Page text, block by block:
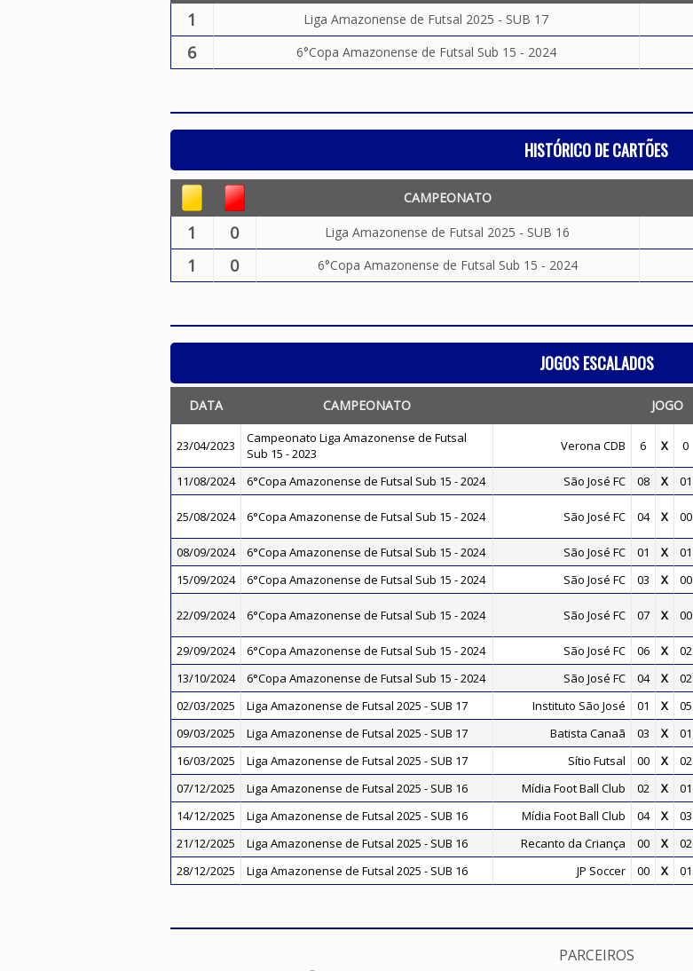
1 Liga Amazonense de Futsal 2025 - SUB 17
6 6°Copa Amazonense de Futsal Sub 15 - 2024
HISTÓRICO DE CARTÕES
CAMPEONATO
1 0 Liga Amazonense de Futsal 2025 - SUB 16
1 0 6°Copa Amazonense de Futsal Sub 15 - 2024
JOGOS ESCALADOS
DATA CAMPEONATO JOGO
23/04/2023
Campeonato Liga Amazonense de Futsal
Sub 15 - 2023
Verona CDB 6 X 0
11/08/2024 6°Copa Amazonense de Futsal Sub 15 - 2024 São José FC 08 X 01
25/08/2024 6°Copa Amazonense de Futsal Sub 15 - 2024 São José FC 04 X 00
08/09/2024 6°Copa Amazonense de Futsal Sub 15 - 2024 São José FC 01 X 01
15/09/2024
6°Copa Amazonense de Futsal Sub 15 - 2024 São José FC 03 X 00
22/09/2024 6°Copa Amazonense de Futsal Sub 15 - 2024 São José FC 07 X 00
29/09/2024 6°Copa Amazonense de Futsal Sub 15 - 2024 São José FC 06 X 02
13/10/2024
6°Copa Amazonense de Futsal Sub 15 - 2024 São José FC 04 X 02
02/03/2025
Liga Amazonense de Futsal 2025 - SUB 17 Instituto São José 01 X 05
09/03/2025
Liga Amazonense de Futsal 2025 - SUB 17 Batista Canaã 03 X 01
16/03/2025
Liga Amazonense de Futsal 2025 - SUB 17 Sítio Futsal 00 X 02
07/12/2025
Liga Amazonense de Futsal 2025 - SUB 16 Mídia Foot Ball Club 02 X 01
14/12/2025
Liga Amazonense de Futsal 2025 - SUB 16 Mídia Foot Ball Club 04 X 03
21/12/2025
Liga Amazonense de Futsal 2025 - SUB 16 Recanto da Criança 00 X 02
28/12/2025
Liga Amazonense de Futsal 2025 - SUB 16 JP Soccer 00 X 01
PARCEIROS